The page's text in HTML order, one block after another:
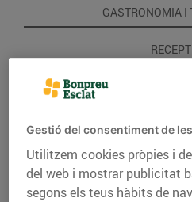
GASTRONOMIA I
Gestió del consentiment de
Utilitzem cookies pròpies i
del web i mostrar publicitat
segons els teus hàbits de